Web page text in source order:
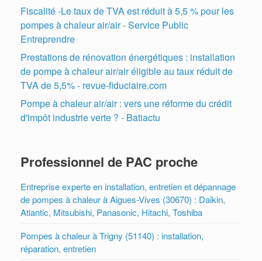
Fiscalité -Le taux de TVA est réduit à 5,5 % pour les
pompes à chaleur air/air - Service Public
Entreprendre
Prestations de rénovation énergétiques : installation
de pompe à chaleur air/air éligible au taux réduit de
TVA de 5,5% - revue-fiduciaire.com
Pompe à chaleur air/air : vers une réforme du crédit
d'impôt industrie verte ? - Batiactu
Professionnel de PAC proche
Entreprise experte en installation, entretien et dépannage
de pompes à chaleur à Aigues-Vives (30670) : Daikin,
Atlantic, Mitsubishi, Panasonic, Hitachi, Toshiba
Pompes à chaleur à Trigny (51140) : installation,
réparation, entretien